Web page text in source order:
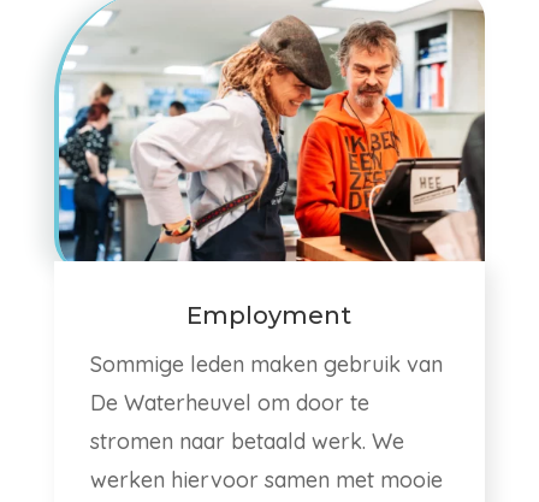
Employment
Sommige leden maken gebruik van
De Waterheuvel om door te
stromen naar betaald werk. We
werken hiervoor samen met mooie